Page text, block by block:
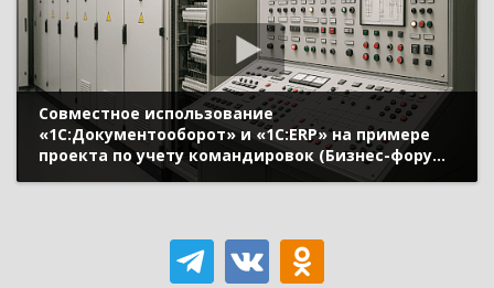
Совместное использование
«1С:Документооборот» и «1С:ERP» на примере
проекта по учету командировок (Бизнес-форум
1С:ERP онлайн 18 ноября 2020 г., Смирнов Сергей,